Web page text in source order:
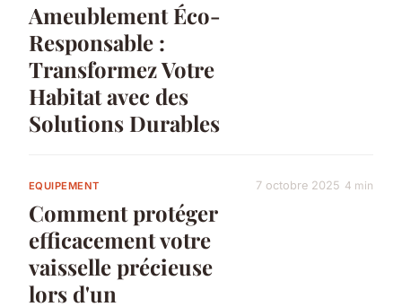
Ameublement Éco-
Responsable :
Transformez Votre
Habitat avec des
Solutions Durables
EQUIPEMENT
Comment protéger
efficacement votre
vaisselle précieuse
lors d'un
7 octobre 2025 4 min